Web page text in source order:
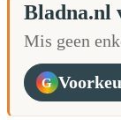
Bladna.nl
Mis geen
G